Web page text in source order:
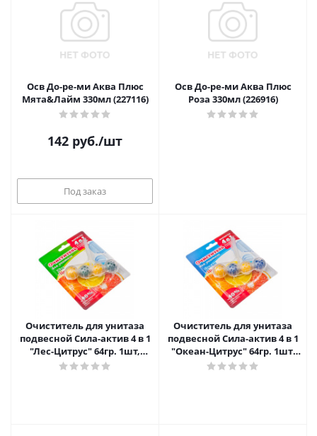
Осв До-ре-ми Аква Плюс
Мята&Лайм 330мл (227116)
142 руб./шт
Под заказ
Осв До-ре-ми Аква Плюс
Роза 330мл (226916)
Очиститель для унитаза
подвесной Сила-актив 4 в 1
"Лес-Цитрус" 64гр. 1шт,
блистер
Очиститель для унитаза
подвесной Сила-актив 4 в 1
"Океан-Цитрус" 64гр. 1шт,
блистер